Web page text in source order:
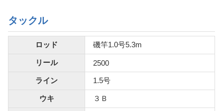
タックル
ロッド 磯竿1.0号5.3m
リール 2500
ライン 1.5号
ウキ ３Ｂ